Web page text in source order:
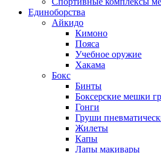
Единоборства
Айкидо
Кимоно
Пояса
Учебное оружие
Хакама
Бокс
Бинты
Боксерские мешки
Гонги
Груши
Жилеты
Капы
Лапы макивары